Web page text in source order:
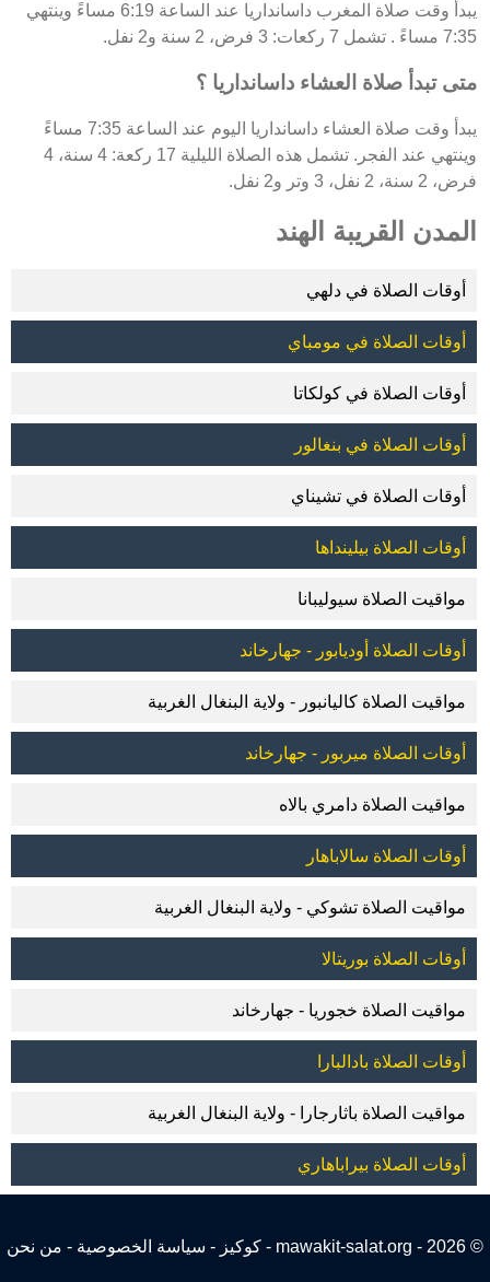
يبدأ وقت صلاة المغرب داسانداريا عند الساعة 6:19 مساءً وينتهي
7:35 مساءً . تشمل 7 ركعات: 3 فرض، 2 سنة و2 نفل.
متى تبدأ صلاة العشاء داسانداريا ؟
يبدأ وقت صلاة العشاء داسانداريا اليوم عند الساعة 7:35 مساءً
وينتهي عند الفجر. تشمل هذه الصلاة الليلية 17 ركعة: 4 سنة، 4
فرض، 2 سنة، 2 نفل، 3 وتر و2 نفل.
المدن القريبة الهند
أوقات الصلاة في دلهي
أوقات الصلاة في مومباي
أوقات الصلاة في كولكاتا
أوقات الصلاة في بنغالور
أوقات الصلاة في تشيناي
أوقات الصلاة بيلينداها
مواقيت الصلاة سيوليبانا
أوقات الصلاة أوديابور - جهارخاند
مواقيت الصلاة كاليانبور - ولاية البنغال الغربية
أوقات الصلاة ميربور - جهارخاند
مواقيت الصلاة دامري بالاه
أوقات الصلاة سالاباهار
مواقيت الصلاة تشوكي - ولاية البنغال الغربية
أوقات الصلاة بوريتالا
مواقيت الصلاة خجوريا - جهارخاند
أوقات الصلاة بادالبارا
مواقيت الصلاة باثارجارا - ولاية البنغال الغربية
أوقات الصلاة بيراباهاري
© 2026 - mawakit-salat.org - كوكيز - سياسة الخصوصية - من نحن